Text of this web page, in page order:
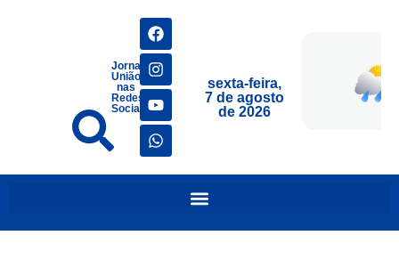
Jornais
União
nas
Redes
Sociais
sexta-feira,
7 de agosto
de 2026